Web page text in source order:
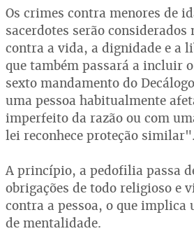
Os crimes contra menores de
sacerdotes serão considerados
contra a vida, a dignidade e a
que também passará a incluir
sexto mandamento do
uma pessoa habitualmente
imperfeito da razão ou com
lei reconhece proteção similar".
A princípio, a pedofilia passa
obrigações de todo religioso e
contra a pessoa, o que implica
de mentalidade.